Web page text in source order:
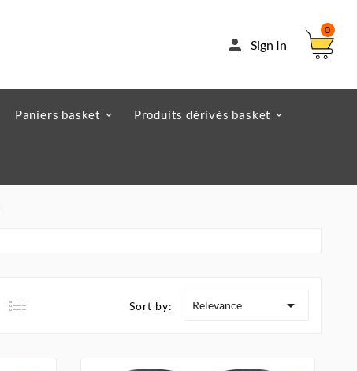
 Sign In
0
Paniers basket Produits dérivés basket
Sort by: Relevance 